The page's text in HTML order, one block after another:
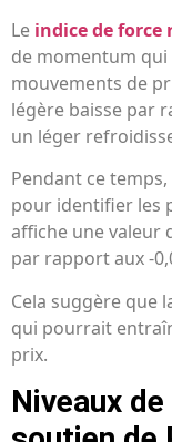
Le indice de force
de momentum qui
mouvements de
légère baisse par
un léger
Pendant ce
pour identifier les
affiche une valeur
par rapport aux -
Cela suggère que
qui pourrait
prix.
Niveaux